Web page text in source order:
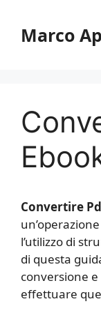
contenuto
Marco
Convertire
l’utilizzo di
di questa
conversione
effettuare